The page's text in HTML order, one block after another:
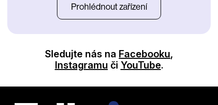
Prohlédnout zařízení
Sledujte nás na Facebooku,
Instagramu či YouTube.